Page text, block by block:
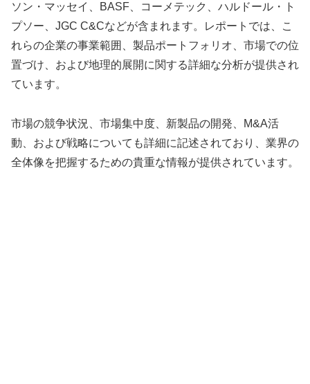
ソン・マッセイ、BASF、コーメテック、ハルドール・ト
プソー、JGC C&Cなどが含まれます。レポートでは、こ
れらの企業の事業範囲、製品ポートフォリオ、市場での位
置づけ、および地理的展開に関する詳細な分析が提供され
ています。
市場の競争状況、市場集中度、新製品の開発、M&A活
動、および戦略についても詳細に記述されており、業界の
全体像を把握するための貴重な情報が提供されています。